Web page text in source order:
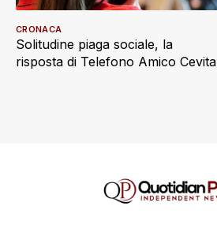
Solitudine piaga sociale, la
risposta di Telefono Amico Cevita
CRONACA